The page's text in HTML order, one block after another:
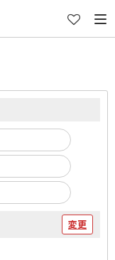
変更